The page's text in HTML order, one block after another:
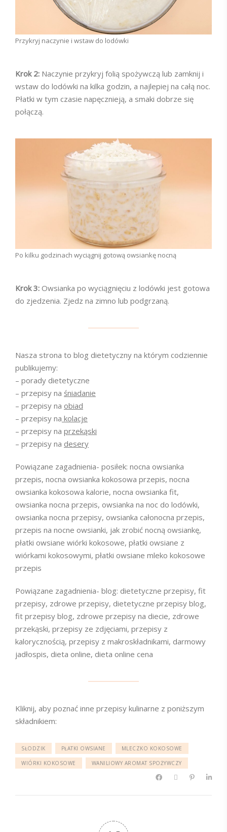
Przykryj naczynie i wstaw do lodówki
Krok 2: Naczynie przykryj folią spożywczą lub zamknij i
wstaw do lodówki na kilka godzin, a najlepiej na całą noc.
Płatki w tym czasie napęcznieją, a smaki dobrze się
połączą.
Po kilku godzinach wyciągnij gotową owsiankę nocną
Krok 3: Owsianka po wyciągnięciu z lodówki jest gotowa
do zjedzenia. Zjedz na zimno lub podgrzaną.
Nasza strona to blog dietetyczny na którym codziennie
publikujemy:
– porady dietetyczne
– przepisy na śniadanie
– przepisy na obiad
– przepisy na kolacje
– przepisy na przekąski
– przepisy na desery
Powiązane zagadnienia- posiłek: nocna owsianka
przepis, nocna owsianka kokosowa przepis, nocna
owsianka kokosowa kalorie, nocna owsianka fit,
owsianka nocna przepis, owsianka na noc do lodówki,
owsianka nocna przepisy, owsianka całonocna przepis,
przepis na nocne owsianki, jak zrobić nocną owsiankę,
płatki owsiane wiórki kokosowe, płatki owsiane z
wiórkami kokosowymi, płatki owsiane mleko kokosowe
przepis
Powiązane zagadnienia- blog: dietetyczne przepisy, fit
przepisy, zdrowe przepisy, dietetyczne przepisy blog,
fit przepisy blog, zdrowe przepisy na diecie, zdrowe
przekąski, przepisy ze zdjęciami, przepisy z
kalorycznością, przepisy z makroskładnikami, darmowy
jadłospis, dieta online, dieta online cena
Kliknij, aby poznać inne przepisy kulinarne z poniższym
składnikiem:
SŁODZIK PŁATKI OWSIANE MLECZKO KOKOSOWE
WIÓRKI KOKOSOWE WANILIOWY AROMAT SPOŻYWCZY